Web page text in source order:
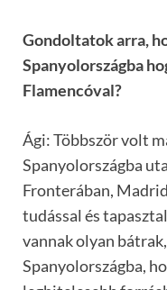
Gondoltatok arra,
Spanyolországba
Flamencóval?
Ági: Többször volt
Spanyolországba
Fronterában,
tudással és
vannak olyan
Spanyolországba,